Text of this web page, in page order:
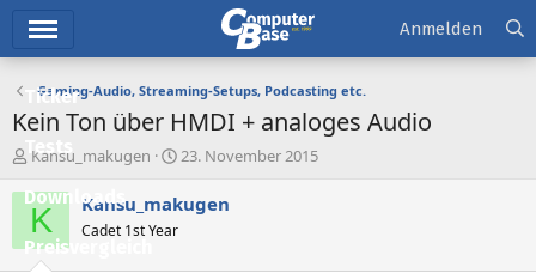
Ticker
Tests
Downloads
Preisvergleich
Anmelden
Gaming-Audio, Streaming-Setups, Podcasting etc.
Kein Ton über HMDI + analoges Audio
E
s
e
Kansu_makugen
E
s
23. November 2015
K Kansu_makugen
Cadet 1st Year